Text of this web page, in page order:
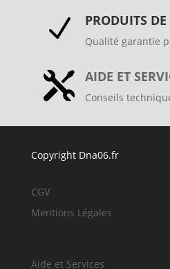
N PRODUITS
Qualité garantie
 AIDE ET
Conseils
Copyright Dna06.fr
CGV
Mentions Légales
Aide et Services